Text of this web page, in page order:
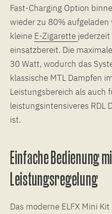
Fast-Charging Option
wieder zu 80%
kleine E-Zigarette
einsatzbereit. Die
30 Watt, wodurch das
klassische MTL Dampfen
Leistungsbereich als auch
leistungsintensiveres RDL
ist.
Einfache Bedienung
Leistungsregelung
Das moderne ELFX Mini